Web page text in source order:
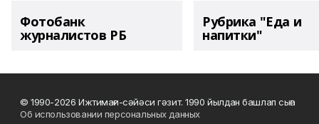
Фотобанк
журналистов РБ
Рубрика "Еда и
напитки"
© 1990-2026 Ижтимағи-сәйәси гәзит. 1990 йылдан башлап сыға
Об использовании персональных данных